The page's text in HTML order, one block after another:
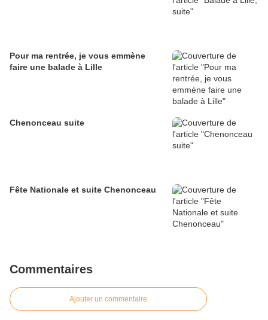
Pour ma rentrée, je vous emmène
faire une balade à Lille
Chenonceau suite
Fête Nationale et suite Chenonceau
Commentaires
Ajouter un commentaire